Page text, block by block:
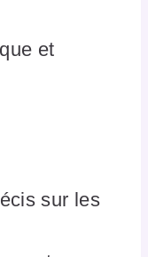
et
sur les